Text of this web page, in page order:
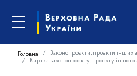
Головна Законопроєкти, проєкти інших
Картка законопроєкту, проєкту іншого